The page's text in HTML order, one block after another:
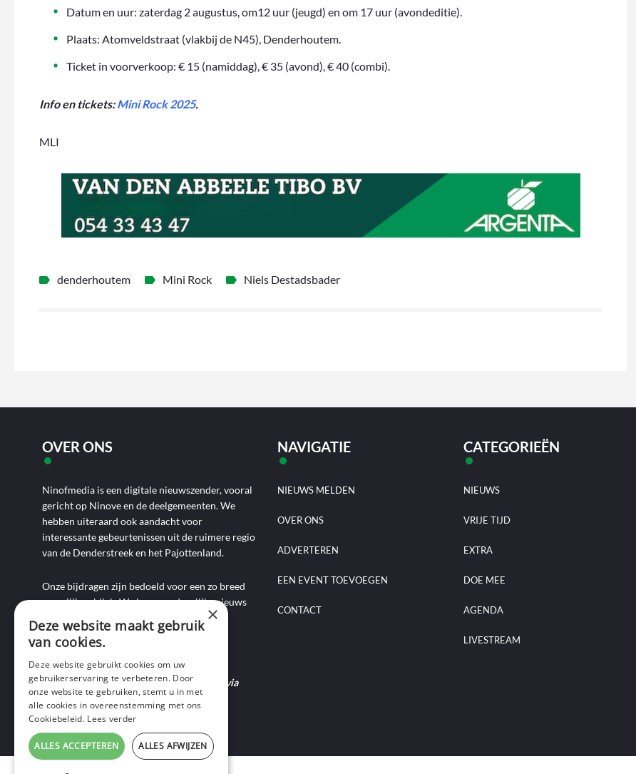
Datum en uur: zaterdag 2 augustus, om12 uur (jeugd) en om 17 uur (avondeditie).
Plaats: Atomveldstraat (vlakbij de N45), Denderhoutem.
Ticket in voorverkoop: € 15 (namiddag), € 35 (avond), € 40 (combi).
Info en tickets:Mini Rock 2025.
MLI
denderhoutem Mini Rock Niels Destadsbader
OVER ONS
Ninofmedia is een digitale nieuwszender, vooral
gericht op Ninove en de deelgemeenten. We
hebben uiteraard ook aandacht voor
interessante gebeurtenissen uit de ruimere regio
van de Denderstreek en het Pajottenland.
Onze bijdragen zijn bedoeld voor een zo breed
mogelijk publiek. We brengen dagelijks nieuws
aan de hand van artikels, foto-, audio- en
videoverslagen, interviews, reportages en
commentaarstukken.
Heb je nieuws te melden? Contacteer ons via
mail of bel ons op 0495-69 32 72.
NAVIGATIE
NIEUWS MELDEN
OVER ONS
ADVERTEREN
EEN EVENT TOEVOEGEN
CONTACT
CATEGORIEËN
NIEUWS
VRIJE TIJD
EXTRA
DOE MEE
AGENDA
LIVESTREAM
×
Deze website maakt gebruik
van cookies.
Deze website gebruikt cookies om uw
gebruikerservaring te verbeteren. Door
onze website te gebruiken, stemt u in met
alle cookies in overeenstemming met ons
Cookiebeleid. Lees verder
ALLES ACCEPTEREN ALLES AFWIJZEN